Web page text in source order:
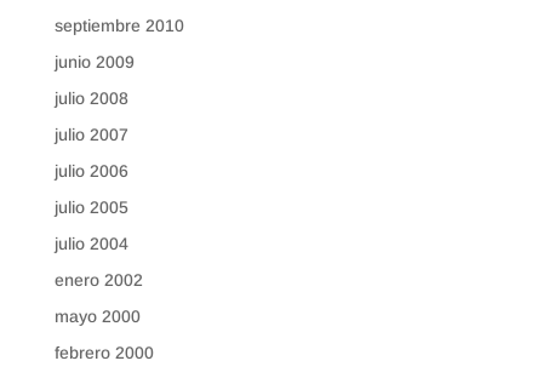
septiembre 2010
junio 2009
julio 2008
julio 2007
julio 2006
julio 2005
julio 2004
enero 2002
mayo 2000
febrero 2000